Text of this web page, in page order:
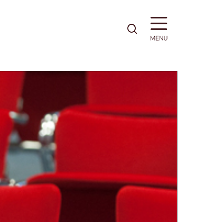
pesquisa